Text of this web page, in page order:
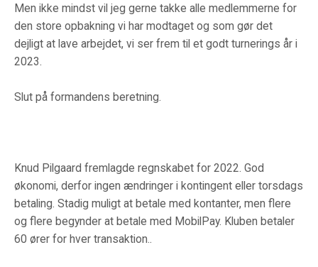
Men ikke mindst vil jeg gerne takke alle medlemmerne for
den store opbakning vi har modtaget og som gør det
dejligt at lave arbejdet, vi ser frem til et godt turnerings år i
2023.
Slut på formandens beretning.
Knud Pilgaard fremlagde regnskabet for 2022. God
økonomi, derfor ingen ændringer i kontingent eller torsdags
betaling. Stadig muligt at betale med kontanter, men flere
og flere begynder at betale med MobilPay. Kluben betaler
60 ører for hver transaktion..